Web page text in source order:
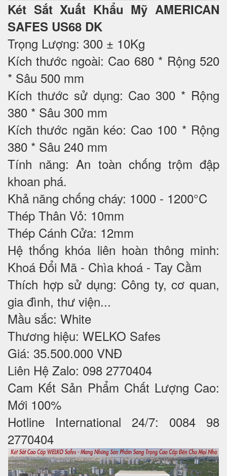
Két Sắt Xuất Khẩu Mỹ AMERICAN
SAFES US68 DK
Trọng Lượng: 300 ± 10Kg
Kích thước ngoài: Cao 680 * Rộng 520
* Sâu 500 mm
Kích thước sử dụng: Cao 300 * Rộng
380 * Sâu 300 mm
Kích thước ngăn kéo: Cao 100 * Rộng
380 * Sâu 240 mm
Tính năng: An toàn chống trộm đập
khoan phá.
Khả năng chống cháy: 1000 - 1200°C
Thép Thân Vỏ: 10mm
Thép Cánh Cửa: 12mm
Hệ thống khóa liên hoàn thông minh:
Khoá Đổi Mã - Chìa khoá - Tay Cầm
Thích hợp sử dụng: Công ty, cơ quan,
gia đình, thư viện...
Mầu sắc: White
Thương hiệu: WELKO Safes
Giá: 35.500.000 VNĐ
Liên Hệ Zalo: 098 2770404
Cam Kết Sản Phẩm Chất Lượng Cao:
Mới 100%
Hotline International 24/7: 0084 98
2770404